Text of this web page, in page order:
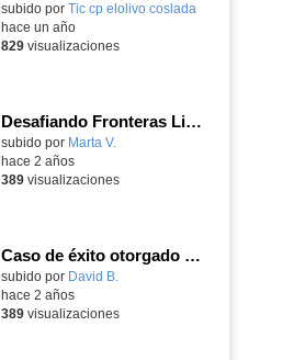
subido por Tic cp elolivo coslada
hace un año
829visualizaciones
Desafiando Fronteras Lingüísticas: Nuestro Viaje Educativo con CLIL
Contenido educativo.
subido por Marta V.
hace 2 años
389visualizaciones
Caso de éxito otorgado por la empresa de seguridad e innovación educativa Cyberoam y aotech
subido por David B.
hace 2 años
389visualizaciones